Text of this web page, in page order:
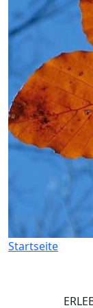
Startseite